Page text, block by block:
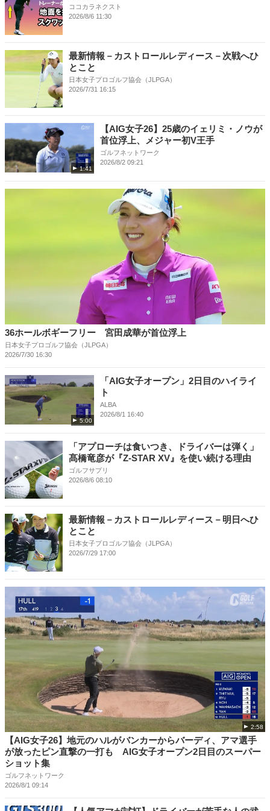
ココカラネクスト
2026/8/6 11:30
最新情報－カストロールレディース－次戦へひ
とこと
日本女子プロゴルフ協会（JLPGA）
2026/7/31 16:15
1:41
【AIG女子26】25歳のイェリミ・ノウが
首位浮上、メジャー初V王手
ゴルフネットワーク
2026/8/2 09:21
36ホールボギーフリー 宮田成華が首位浮上
日本女子プロゴルフ協会（JLPGA）
2026/7/30 16:30
5:00
「AIG女子オープン」2日目のハイライ
ト
ALBA
2026/8/1 16:40
「アプローチは食いつき、ドライバーは弾く」
髙橋竜彦が『Z-STAR XV』を使い続ける理由
ゴルフサプリ
2026/8/6 08:10
最新情報－カストロールレディース－明日へひ
とこと
日本女子プロゴルフ協会（JLPGA）
2026/7/29 17:00
2:58
【AIG女子26】地元のハルがバンカーからバーディ、アマ選手
が放ったピン直撃の一打も AIG女子オープン2日目のスーパー
ショット集
ゴルフネットワーク
2026/8/1 09:14